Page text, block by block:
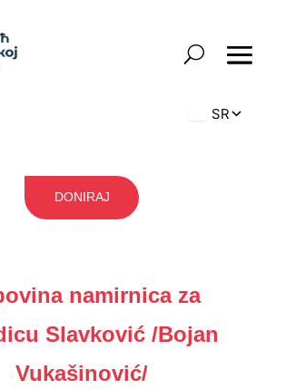
DONIRAJ
namirnica za
Slavković /Bojan
Vukašinović/